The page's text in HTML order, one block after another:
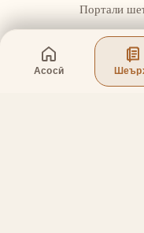
Асосӣ
Портали